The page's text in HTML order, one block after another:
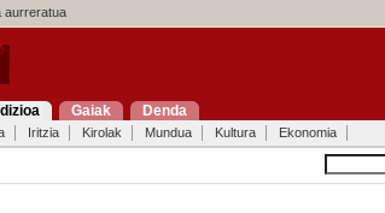
aurreratua
Gaiak Denda
Iritzia Kirolak Mundua Kultura Ekonomia